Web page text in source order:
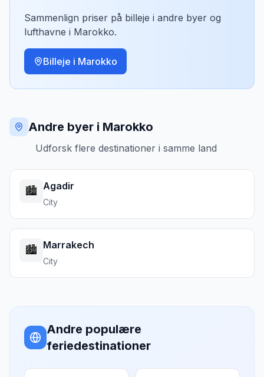
Sammenlign priser på billeje i andre byer og
lufthavne i Marokko.
Billeje i Marokko
Andre byer i Marokko
Udforsk flere destinationer i samme land
🏙️ Agadir
City
🏙️ Marrakech
City
Andre populære
feriedestinationer